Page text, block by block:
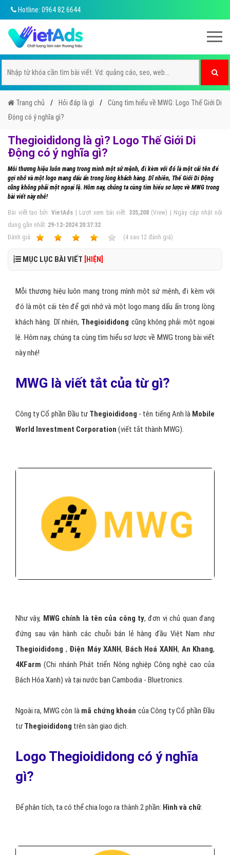
Hotline: 0964 82 6644
Trang chủ Hỏi đáp là gì
Cùng tìm hiểu về MWG: Logo Thế Giới Di
Động có ý nghĩa gì?
Thegioididong là gì? Logo Thế Giới Di
Động có ý nghĩa gì?
Mỗi thương hiệu luôn mang trong mình một sứ mệnh, đi kèm với đó là một cái tên để
gợi nhớ và một logo mang dấu ấn trong lòng khách hàng. Dĩ nhiên, Thế Giới Di Động
cũng không phải một ngoại lệ. Hôm nay, chúng ta cùng tìm hiểu sơ lược về MWG trong
bài viết này nhé!
Bài viết tạo bởi:VietAds | Lượt xem bài viết: 335,208(View) | Ngày cập nhật nội
dung gần nhất: 29-12-2024 20:37:32
Ðánh giá:
(4 sao 12 đánh giá)
MỤC LỤC BÀI VIẾT [HIỆN]
Mỗi thương hiệu luôn mang trong mình một sứ mệnh, đi kèm với
đó là một cái tên để gợi nhớ và một logo mang dấu ấn trong lòng
khách hàng. Dĩ nhiên, Thegioididong cũng không phải một ngoại
lệ. Hôm nay, chúng ta cùng tìm hiểu sơ lược về MWG trong bài viết
này nhé!
MWG là viết tắt của từ gì?
Công ty Cổ phần Đầu tư Thegioididong - tên tiếng Anh là Mobile
World Investment Corporation (viết tắt thành MWG).
Như vậy, MWG chính là tên của công ty, đơn vị chủ quan đang
đứng sau vận hành các chuỗi bán lẻ hàng đầu Việt Nam như
Thegioididong , Điện Máy XANH, Bách Hoá XANH, An Khang,
4KFarm (Chi nhánh Phát triển Nông nghiệp Công nghệ cao của
Bách Hóa Xanh) và tại nước bạn Cambodia - Bluetronics.
Ngoài ra, MWG còn là mã chứng khoán của Công ty Cổ phần Đầu
tư Thegioididong trên sàn giao dịch.
Logo Thegioididong có ý nghĩa
gì?
Để phân tích, ta có thể chia logo ra thành 2 phần: Hình và chữ.